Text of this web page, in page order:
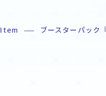
Item ブースターパッ